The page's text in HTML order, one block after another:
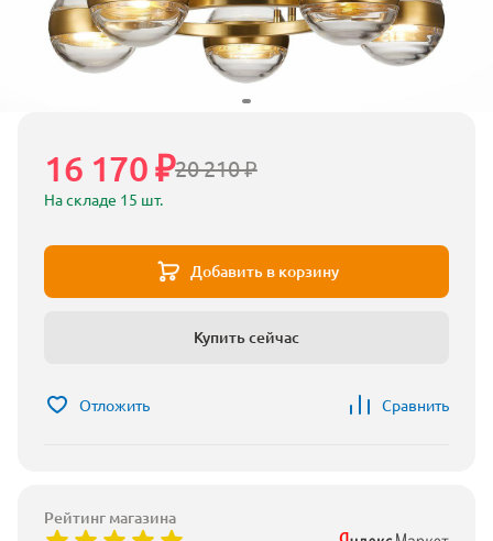
20 210 ₽
16 170 ₽
На складе 15 шт.
Добавить в корзину
Купить сейчас
Отложить Сравнить
Рейтинг магазина